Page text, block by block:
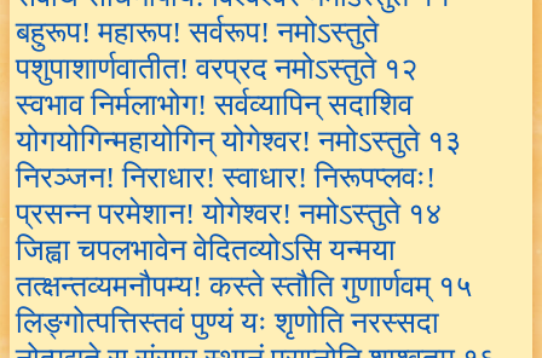
बहुरूप! महारूप! सर्वरूप! नमोऽस्तुते
पशुपाशार्णवातीत! वरप्रद नमोऽस्तुते १२
स्वभाव निर्मलाभोग! सर्वव्यापिन् सदाशिव
योगयोगिन्महायोगिन् योगेश्वर! नमोऽस्तुते १३
निरञ्जन! निराधार! स्वाधार! निरूपप्लवः!
प्रसन्न परमेशान! योगेश्वर! नमोऽस्तुते १४
जिह्वा चपलभावेन वेदितव्योऽसि यन्मया
तत्क्षन्तव्यमनौपम्य! कस्ते स्तौति गुणार्णवम् १५
लिङ्गोत्पत्तिस्तवं पुण्यं यः शृणोति नरस्सदा